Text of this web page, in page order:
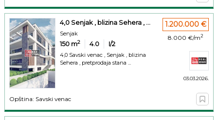
4,0 Senjak , blizina Sehera , ...
Senjak
150 m2 4.0 I/2
4,0 Savski venac , Senjak , blizina
Sehera , pretprodaja stana ...
1.200.000 €
8.000 €/m2
03.03.2026.
Opština: Savski venac